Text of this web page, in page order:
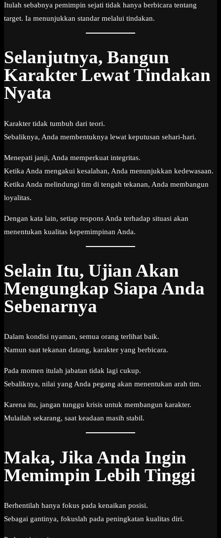
Itulah sebabnya pemimpin sejati tidak hanya berbicara tentang
target. Ia menunjukkan standar melalui tindakan.
Selanjutnya, Bangun
Karakter Lewat Tindakan
Nyata
Karakter tidak tumbuh dari teori.
Sebaliknya, Anda membentuknya lewat keputusan sehari-hari.
Menepati janji, Anda memperkuat integritas.
Ketika Anda mengakui kesalahan, Anda menunjukkan kedewasaan.
Ketika Anda melindungi tim di tengah tekanan, Anda membangun
loyalitas.
Dengan kata lain, setiap respons Anda terhadap situasi akan
menentukan kualitas kepemimpinan Anda.
Selain Itu, Ujian Akan
Mengungkap Siapa Anda
Sebenarnya
Dalam kondisi nyaman, semua orang terlihat baik.
Namun saat tekanan datang, karakter yang berbicara.
Pada momen itulah jabatan tidak lagi cukup.
Sebaliknya, nilai yang Anda pegang akan menentukan arah tim.
Karena itu, jangan tunggu krisis untuk membangun karakter.
Mulailah sekarang, saat keadaan masih stabil.
Maka, Jika Anda Ingin
Memimpin Lebih Tinggi
Berhentilah hanya fokus pada kenaikan posisi.
Sebagai gantinya, fokuslah pada peningkatan kualitas diri.